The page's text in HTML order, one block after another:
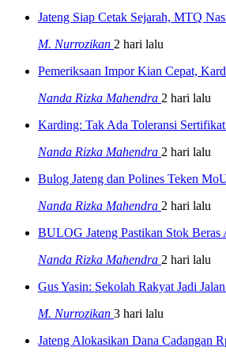
Jateng Siap Cetak Sejarah, MTQ
M. Nurrozikan 2 hari lalu
Pemeriksaan Impor Kian Cepat,
Nanda Rizka Mahendra 2 hari lalu
Karding: Tak Ada Toleransi
Nanda Rizka Mahendra 2 hari lalu
Bulog Jateng dan Polines Teken
Nanda Rizka Mahendra 2 hari lalu
BULOG Jateng Pastikan Stok
Nanda Rizka Mahendra 2 hari lalu
Gus Yasin: Sekolah Rakyat Jadi
M. Nurrozikan 3 hari lalu
Jateng Alokasikan Dana Cadangan